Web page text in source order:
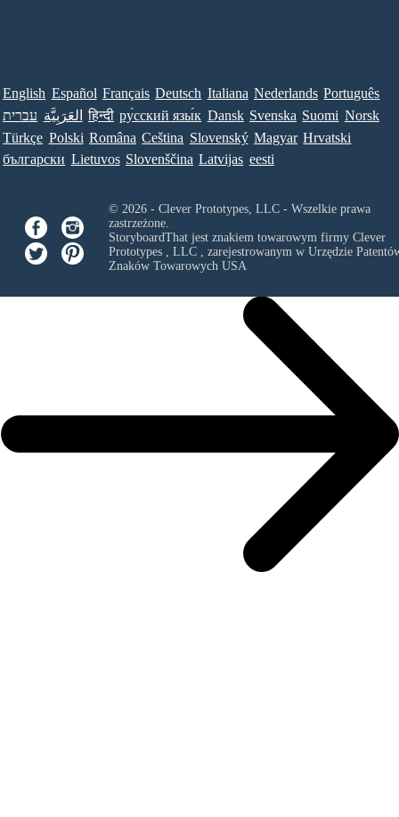
English Español Français Deutsch Italiana Nederlands Português
עברית العَرَبِيَّة हिन्दी ру́сский язы́к Dansk Svenska Suomi Norsk
Türkçe Polski Româna Ceština Slovenský Magyar Hrvatski
български Lietuvos Slovenščina Latvijas eesti
© 2026 - Clever Prototypes, LLC - Wszelkie prawa
zastrzeżone.
StoryboardThat jest znakiem towarowym firmy Clever
Prototypes , LLC, zarejestrowanym w Urzędzie
Znaków Towarowych USA